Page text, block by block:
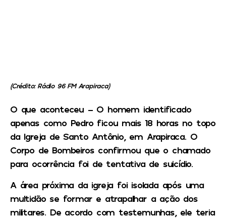
(Crédito: Rádio 96 FM Arapiraca)
O que aconteceu –O homem identificado
apenas como Pedro ficou mais 18 horas no topo
da Igreja de Santo Antônio, em Arapiraca. O
Corpo de Bombeiros confirmou que o chamado
para ocorrência foi de tentativa de suicídio.
A área próxima da igreja foi isolada após uma
multidão se formar e atrapalhar a ação dos
militares. De acordo com testemunhas, ele teria